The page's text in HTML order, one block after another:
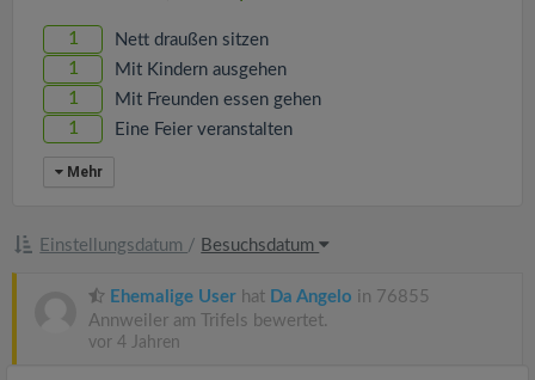
1 Nett draußen sitzen
1 Mit Kindern ausgehen
1 Mit Freunden essen gehen
1 Eine Feier veranstalten
Mehr
Einstellungsdatum / Besuchsdatum
Ehemalige User hat Da Angelo in 76855
Annweiler am Trifels bewertet.
vor 4 Jahren